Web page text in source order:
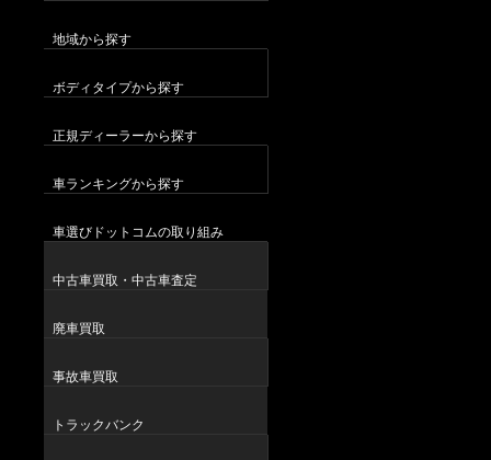
地域から探す
ボディタイプから探す
正規ディーラーから探す
車ランキングから探す
車選びドットコムの取り組み
中古車買取・中古車査定
廃車買取
事故車買取
トラックバンク